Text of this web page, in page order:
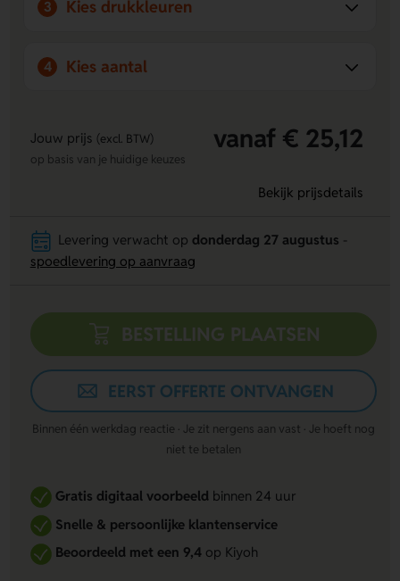
3 Kies drukkleuren
4 Kies aantal
Jouw prijs (excl. BTW) vanaf € 25,12
op basis van je huidige keuzes
Bekijk prijsdetails
Levering verwacht op donderdag 27 augustus
spoedlevering op aanvraag
BESTELLING PLAATSEN
EERST OFFERTE ONTVANGEN
Binnen één werkdag reactie · Je zit nergens aan vast · Je hoeft nog
niet te betalen
Gratis digitaal voorbeeldbinnen 24 uur
Snelle & persoonlijke klantenservice
Beoordeeld met een 9,4op Kiyoh